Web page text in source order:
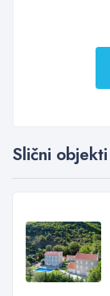
Slični objekti